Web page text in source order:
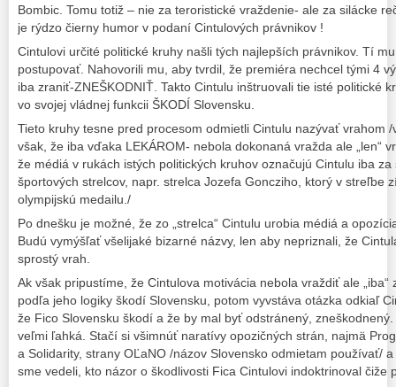
Bombic. Tomu totiž – nie za teroristické vraždenie- ale za silácke
je rýdzo čierny humor v podaní Cintulových právnikov !
Cintulovi určité politické kruhy našli tých najlepších právnikov. Tí
postupovať. Nahovorili mu, aby tvrdil, že premiéra nechcel tými 4
iba zraniť-ZNEŠKODNIŤ. Takto Cintulu inštruovali tie isté politické
vo svojej vládnej funkcii ŠKODÍ Slovensku.
Tieto kruhy tesne pred procesom odmietli Cintulu nazývať vrahom
však, že iba vďaka LEKÁROM- nebola dokonaná vražda ale „len“
že médiá v rukách istých politických kruhov označujú Cintulu iba
športových strelcov, napr. strelca Jozefa Goncziho, ktorý v streľbe
olympijskú medailu./
Po dnešku je možné, že zo „strelca“ Cintulu urobia médiá a
Budú vymýšľať všelijaké bizarné názvy, len aby nepriznali, že
sprostý vrah.
Ak však pripustíme, že Cintulova motivácia nebola vraždiť ale
podľa jeho logiky škodí Slovensku, potom vyvstáva otázka odkiaľ
že Fico Slovensku škodí a že by mal byť odstránený,
veľmi ľahká. Stačí si všimnúť naratívy opozičných strán, najmä
a Solidarity, strany OĽaNO /názov Slovensko odmietam používať/
sme vedeli, kto názor o škodlivosti Fica Cintulovi indoktrinoval čiže